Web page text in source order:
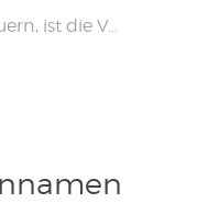
Der einfachste Weg, einen Raspberry Pi fernzusteuern, ist die Verwendung von SSH. Es muss aber noch aktiviert werden, was seit 2016 standardmäßig nicht mehr der Fall ist und ein massiver Angriff auf verbundene Objekte. In diesem Tutorial werden wir sehen, wie wir SSH auf dem Raspberry Pi mit oder ohne Tastatur aktivieren können! Die Hardware […]